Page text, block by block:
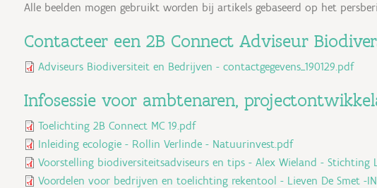
Alle beelden mogen gebruikt worden bij artikels gebaseerd op het
Contacteer een 2B Connect Adviseur
Adviseurs Biodiversiteit en Bedrijven - contactgegevens_190129.pdf
Infosessie voor ambtenaren,
Toelichting 2B Connect MC 19.pdf
Inleiding ecologie - Rollin Verlinde - Natuurinvest.pdf
Voorstelling biodiversiteitsadviseurs en tips - Alex Wieland - Stichting
Voordelen voor bedrijven en toelichting rekentool - Lieven De Smet -